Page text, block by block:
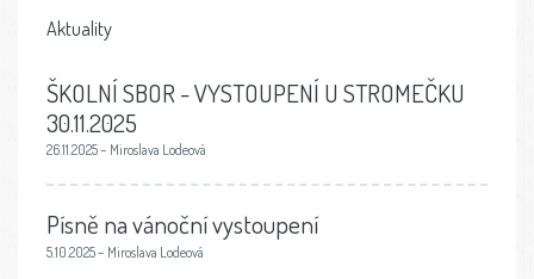
Aktuality
ŠKOLNÍ SBOR - VYSTOUPENÍ U STROMEČKU
30.11.2025
26.11.2025 – Miroslava Lodeová
Písně na vánoční vystoupení
5.10.2025 – Miroslava Lodeová